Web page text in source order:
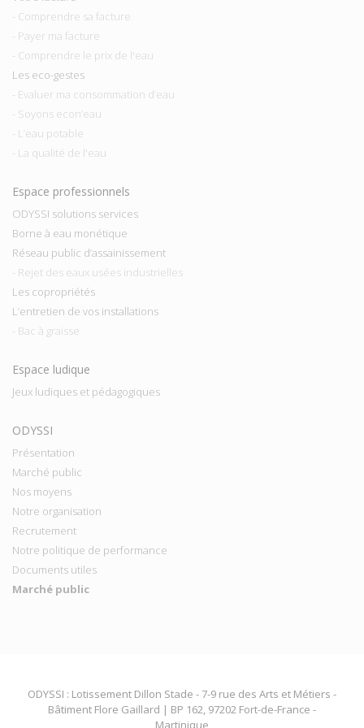
- Comprendre sa facture
- Payer ma facture
- Comprendre le prix de l'eau
Les eco-gestes
- Evaluer ma consommation d’eau
- Soyons econ’eau
- L’eau potable
- La qualité de l'eau
Espace professionnels
ODYSSI solutions services
Borne à eau monétique
Réseau public d’assainissement
- Rejet des eaux usées industrielles
Les copropriétés
L’entretien de vos installations
- Bac à graisse
Espace ludique
Jeux ludiques et pédagogiques
ODYSSI
Présentation
Marché public
Nos moyens
Notre organisation
Recrutement
Notre politique de performance
Documents utiles
Marché public
ODYSSI : Lotissement Dillon Stade - 7-9 rue des Arts et Métiers -
Bâtiment Flore Gaillard | BP 162, 97202 Fort-de-France -